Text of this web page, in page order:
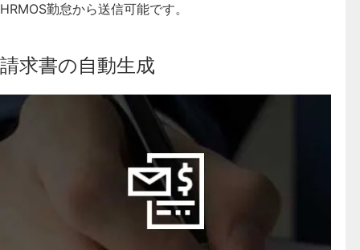
HRMOS勤怠から送信可能です。
請求書の自動生成